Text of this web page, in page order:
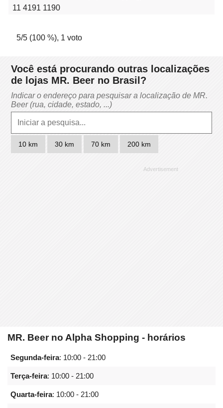
11 4191 1190
5/5 (100 %), 1 voto
Você está procurando outras localizações
de lojas MR. Beer no Brasil?
Indicar o endereço para pesquisar a localização de MR.
Beer (rua, cidade, estado, ...)
10 km 30 km 70 km 200 km
MR. Beer no Alpha Shopping - horários
Segunda-feira: 10:00 - 21:00
Terça-feira: 10:00 - 21:00
Quarta-feira: 10:00 - 21:00